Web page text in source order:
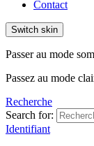
Contact
Switch skin
Passer au mode
Passez au mode
Recherche
Search for:
Identifiant